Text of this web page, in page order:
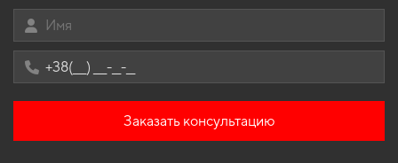
Коврики в салон Toyota Previa XR30/XR40 2000 - 2006 II
поколение EU Minivan
Коврики в салон Mitsubishi Lancer Evolution 2005 - 2007 IX
поколение EU Universal
Sedan
Коврики в салон Chery M11 (A3) 2008-2015 I поколение EU
Sedan
Заказать консультацию